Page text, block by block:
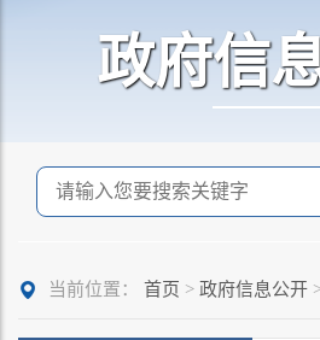
政府信
当前位置： 首页 > 政府信息公开